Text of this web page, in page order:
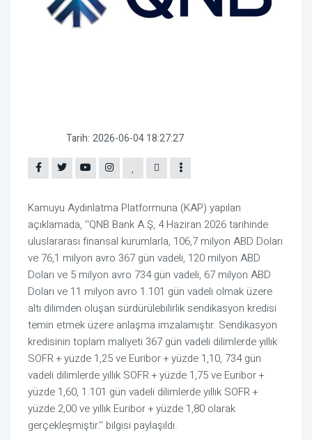
Tarih: 2026-06-04 18:27:27
Kamuyu Aydınlatma Platformuna (KAP) yapılan
açıklamada, ''QNB Bank A.Ş, 4 Haziran 2026 tarihinde
uluslararası finansal kurumlarla, 106,7 milyon ABD Doları
ve 76,1 milyon avro 367 gün vadeli, 120 milyon ABD
Doları ve 5 milyon avro 734 gün vadeli, 67 milyon ABD
Doları ve 11 milyon avro 1.101 gün vadeli olmak üzere
altı dilimden oluşan sürdürülebilirlik sendikasyon kredisi
temin etmek üzere anlaşma imzalamıştır. Sendikasyon
kredisinin toplam maliyeti 367 gün vadeli dilimlerde yıllık
SOFR + yüzde 1,25 ve Euribor + yüzde 1,10, 734 gün
vadeli dilimlerde yıllık SOFR + yüzde 1,75 ve Euribor +
yüzde 1,60, 1.101 gün vadeli dilimlerde yıllık SOFR +
yüzde 2,00 ve yıllık Euribor + yüzde 1,80 olarak
gerçekleşmiştir.'' bilgisi paylaşıldı.